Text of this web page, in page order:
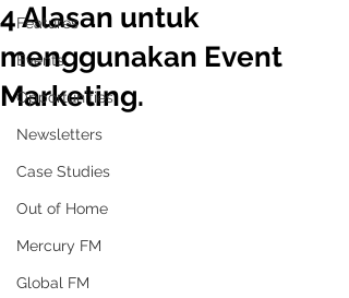
Features
Events
Opportunities
Newsletters
Case Studies
Out of Home
Mercury FM
Global FM
4 Alasan untuk
menggunakan Event
Marketing.